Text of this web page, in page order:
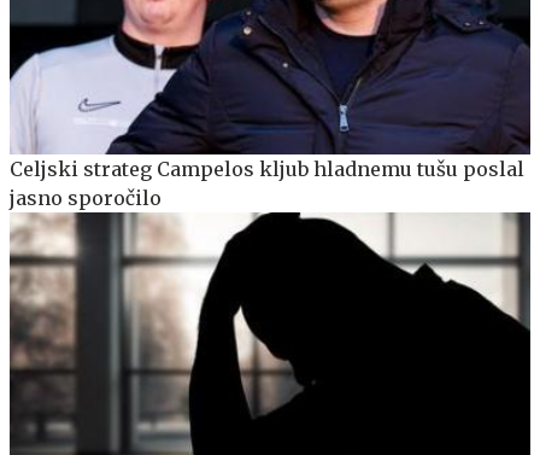
Celjski strateg Campelos kljub hladnemu tušu poslal
jasno sporočilo